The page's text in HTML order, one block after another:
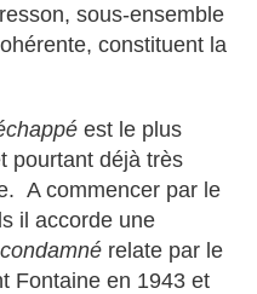
sous-ensemble
constituent la
est le plus
pourtant déjà très
A commencer par le
il accorde une
relate par le
Fontaine en 1943 et